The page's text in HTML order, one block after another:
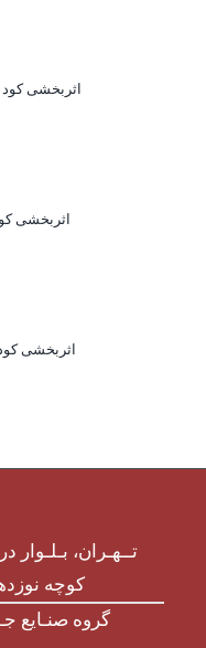
اثربخشی
اثربخشی
اثربخشی
تــهـران،
کوچه
گروه صنـایع جـهان